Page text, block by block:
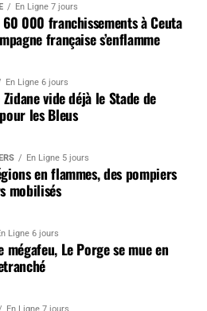
En Ligne 7 jours
60 000 franchissements à Ceuta
française s’enflamme
En Ligne 6 jours
vide déjà le Stade de
les Bleus
En Ligne 5 jours
en flammes, des pompiers
mobilisés
Ligne 6 jours
mégafeu, Le Porge se mue en
En Ligne 7 jours